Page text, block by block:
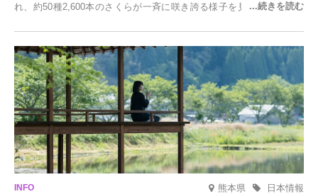
れ、約50種2,600本のさくらが一斉に咲き誇る様子を見に、世界中か
日(月)～2026年2月28日(土)の期間、「冬に咲くさくらライトアップ」
を開催します。
熊本県 日本情報